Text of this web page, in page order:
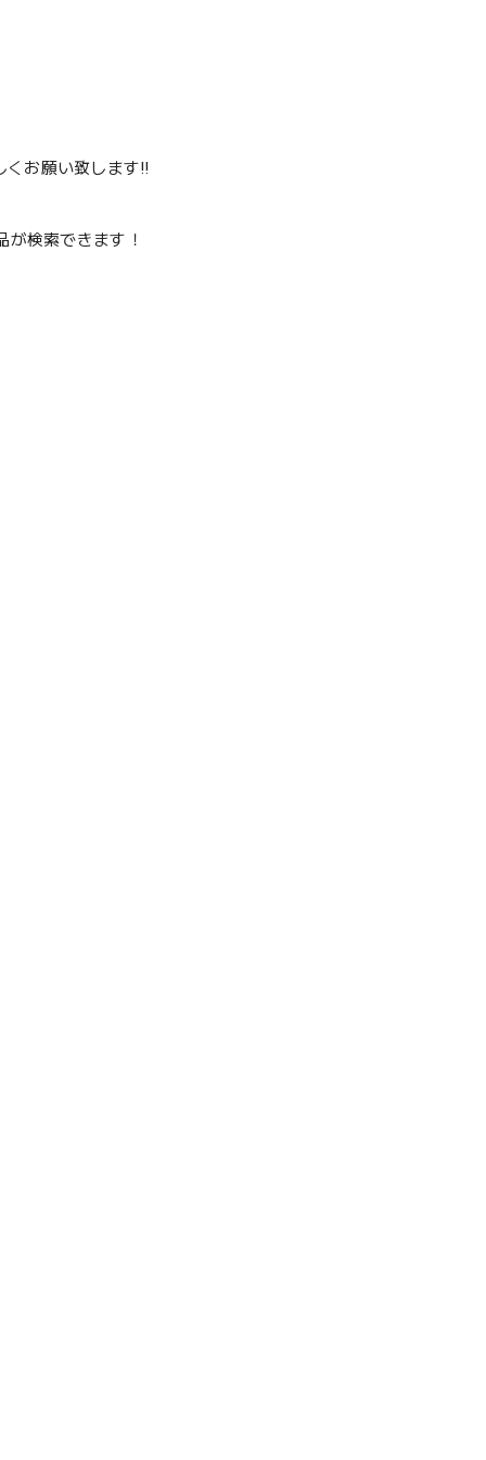
お願い致します‼️
検索できます！